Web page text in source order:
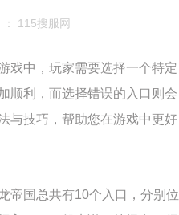
115搜服网
戏中，玩家需要选择一个特定
顺利，而选择错误的入口则会
与技巧，帮助您在游戏中更好
帝国总共有10个入口，分别位